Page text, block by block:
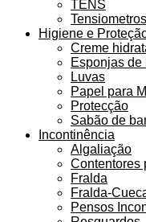
TENS
Tensiometros
Higiene e
Creme
Esponjas de
Luvas
Papel para
Protecção
Sabão de
Incontinência
Algaliação
Contentores
Fralda
Fralda-
Pensos